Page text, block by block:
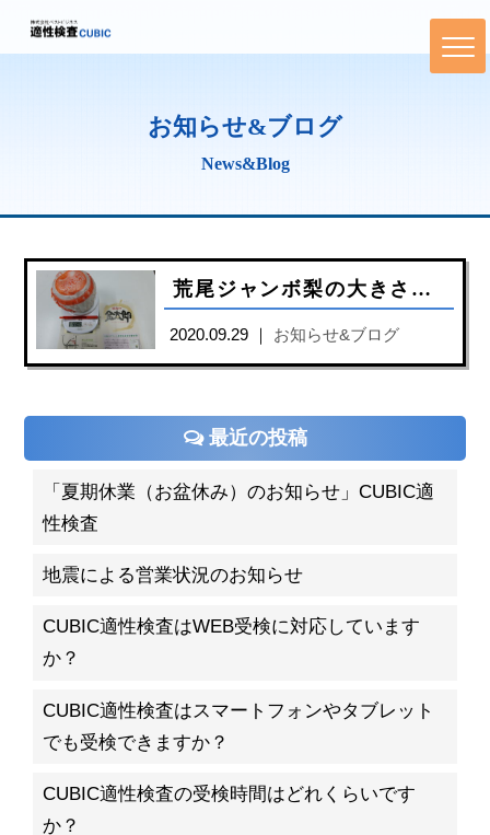
お知らせ&ブログ
News&Blog
荒尾ジャンボ梨の大きさ・重さがスゴイ！
2020.09.29 ｜ お知らせ&ブログ
最近の投稿
「夏期休業（お盆休み）のお知らせ」CUBIC適
性検査
地震による営業状況のお知らせ
CUBIC適性検査はWEB受検に対応しています
か？
CUBIC適性検査はスマートフォンやタブレット
でも受検できますか？
CUBIC適性検査の受検時間はどれくらいです
か？